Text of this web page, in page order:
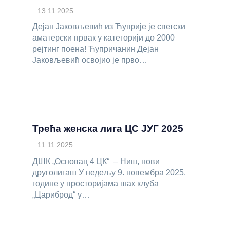
13.11.2025
Дејан Јаковљевић из Ћуприје је светски
аматерски првак у категорији до 2000
рејтинг поена! Ћупричанин Дејан
Јаковљевић освојио је прво…
Трећа женска лига ЦС ЈУГ 2025
11.11.2025
ДШК „Основац 4 ЦК“ – Ниш, нови
друголигаш У недељу 9. новембра 2025.
године у просторијама шах клуба
„Цариброд“ у…